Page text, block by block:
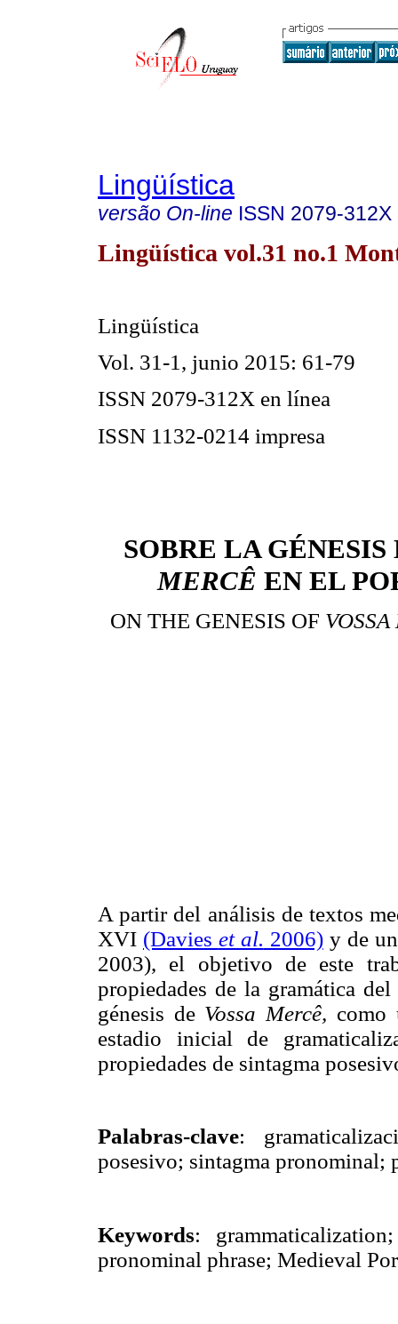
Lingüística
versão On-line ISSN 2079-312X
Lingüística vol.31 no.1
Lingüística
Vol. 31 -1 , junio 201 5: 61-79
ISSN 2079-312X en línea
ISSN 1132-0214 impresa
SOBRE LA
MERCÊ EN EL
ON THE GENESIS OF
A partir del análisis de textos
XVI (Davies et al. 2006)y de
2003), el objetivo de este
propiedades de la gramática
génesis de Vossa Mercê, como
estadio inicial de
propiedades de sintagma
Palabras-clave:
posesivo; sintagma pronominal;
Keywords:
pronominal phrase; Medieval